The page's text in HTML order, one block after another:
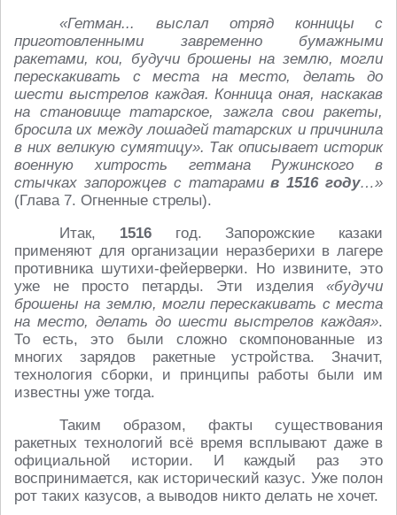
«Гетман... выслал отряд конницы с
приготовленными завременно бумажными
ракетами, кои, будучи брошены на землю, могли
перескакивать с места на место, делать до
шести выстрелов каждая. Конница оная, наскакав
на становище татарское, зажгла свои ракеты,
бросила их между лошадей татарских и при­чинила
в них великую сумятицу». Так описывает историк
военную хитрость гетмана Ружинского в
стычках запорожцев с татарамив 1516 году…»
(Глава 7. Огненные стрелы).
Итак, 1516год. Запорожские казаки
применяют для организации неразберихи в лагере
противника шутихи-фейерверки. Но извините, это
уже не просто петарды. Эти изделия «будучи
брошены на землю, могли перескакивать с места
на место, делать до шести выстрелов каждая».
То есть, это были сложно скомпонованные из
многих зарядов ракетные устройства. Значит,
технология сборки, и принципы работы были им
известны уже тогда.
Таким образом, факты существования
ракетных технологий всё время всплывают даже в
официальной истории. И каждый раз это
воспринимается, как исторический казус. Уже полон
рот таких казусов, а выводов никто делать не хочет.